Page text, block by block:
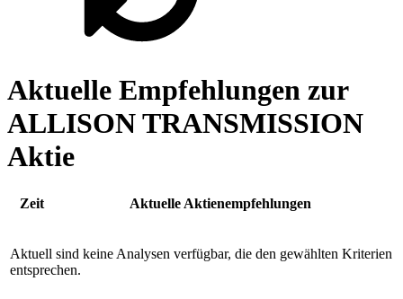
Aktuelle Empfehlungen zur
ALLISON TRANSMISSION
Aktie
Zeit Aktuelle Aktienempfehlungen
Aktuell sind keine Analysen verfügbar, die den gewählten Kriterien
entsprechen.